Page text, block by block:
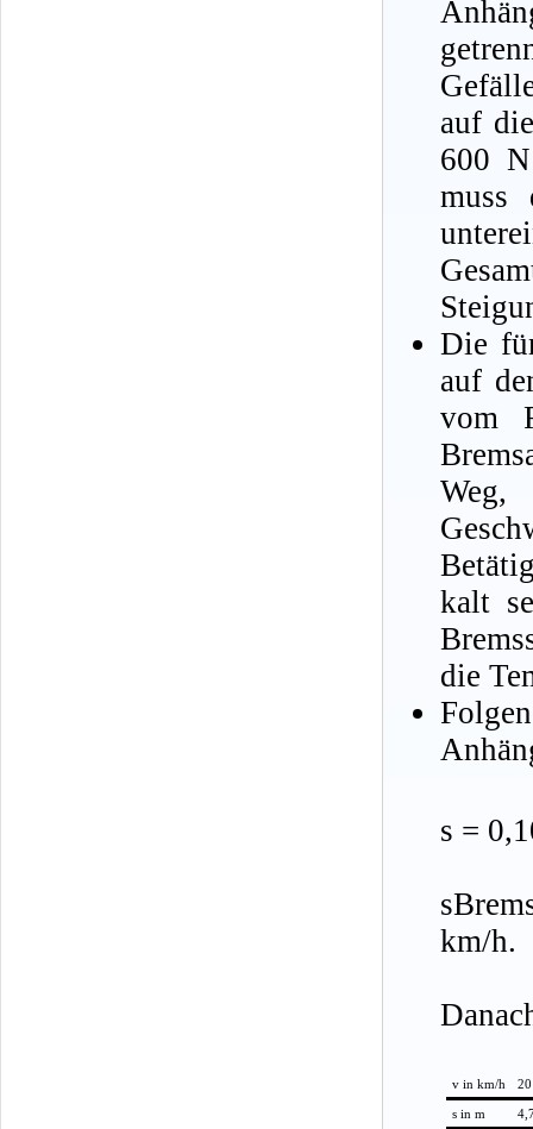
auf
600
muss
Die
auf
vom
kalt
die
s =
km/h.
v in km/h 20
s in m